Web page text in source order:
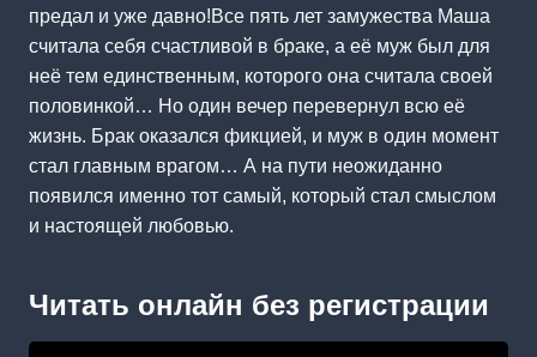
предал и уже давно!Все пять лет замужества Маша
считала себя счастливой в браке, а её муж был для
неё тем единственным, которого она считала своей
половинкой… Но один вечер перевернул всю её
жизнь. Брак оказался фикцией, и муж в один момент
стал главным врагом… А на пути неожиданно
появился именно тот самый, который стал смыслом
и настоящей любовью.
Читать онлайн без регистрации